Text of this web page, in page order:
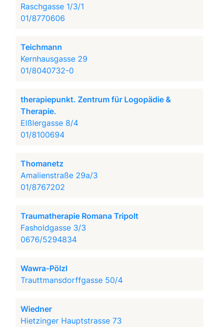
Raschgasse 1/3/1
01/8770606
Teichmann
Kernhausgasse 29
01/8040732-0
therapiepunkt. Zentrum für Logopädie &
Therapie.
Elßlergasse 8/4
01/8100694
Thomanetz
Amalienstraße 29a/3
01/8767202
Traumatherapie Romana Tripolt
Fasholdgasse 3/3
0676/5294834
Wawra-Pölzl
Trauttmansdorffgasse 50/4
Wiedner
Hietzinger Hauptstrasse 73